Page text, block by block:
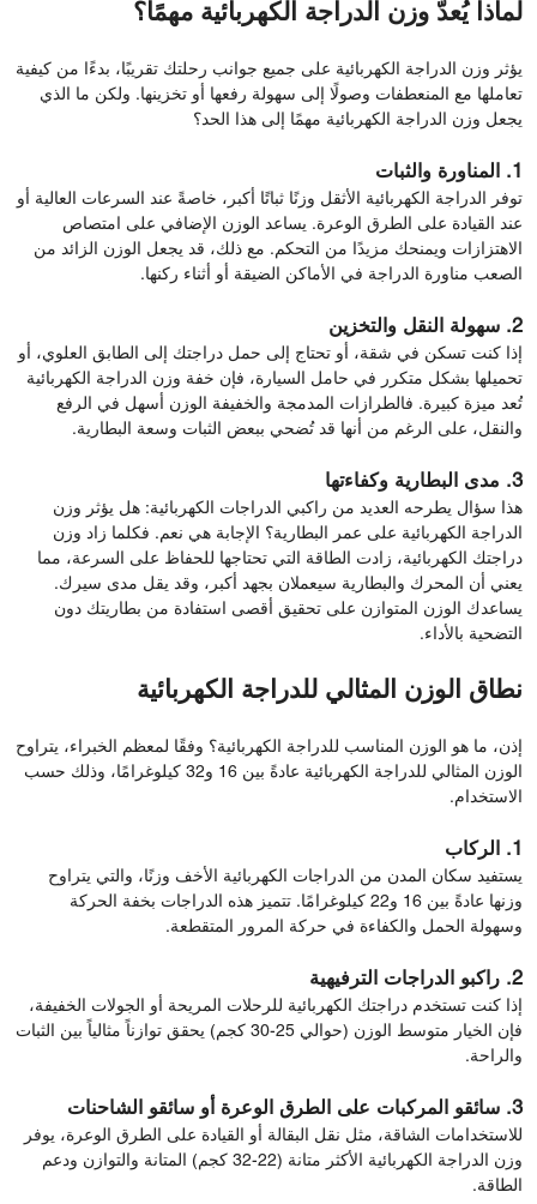
لماذا يُعدّ وزن الدراجة الكهربائية مهمًا؟
يؤثر وزن الدراجة الكهربائية على جميع جوانب رحلتك تقريبًا، بدءًا من كيفية
تعاملها مع المنعطفات وصولًا إلى سهولة رفعها أو تخزينها. ولكن ما الذي
يجعل وزن الدراجة الكهربائية مهمًا إلى هذا الحد؟
1. المناورة والثبات
توفر الدراجة الكهربائية الأثقل وزنًا ثباتًا أكبر، خاصةً عند السرعات العالية أو
عند القيادة على الطرق الوعرة. يساعد الوزن الإضافي على امتصاص
الاهتزازات ويمنحك مزيدًا من التحكم. مع ذلك، قد يجعل الوزن الزائد من
الصعب مناورة الدراجة في الأماكن الضيقة أو أثناء ركنها.
2. سهولة النقل والتخزين
إذا كنت تسكن في شقة، أو تحتاج إلى حمل دراجتك إلى الطابق العلوي، أو
تحميلها بشكل متكرر في حامل السيارة، فإن خفة وزن الدراجة الكهربائية
تُعد ميزة كبيرة. فالطرازات المدمجة والخفيفة الوزن أسهل في الرفع
والنقل، على الرغم من أنها قد تُضحي ببعض الثبات وسعة البطارية.
3. مدى البطارية وكفاءتها
هذا سؤال يطرحه العديد من راكبي الدراجات الكهربائية: هل يؤثر وزن
الدراجة الكهربائية على عمر البطارية؟ الإجابة هي نعم. فكلما زاد وزن
دراجتك الكهربائية، زادت الطاقة التي تحتاجها للحفاظ على السرعة، مما
يعني أن المحرك والبطارية سيعملان بجهد أكبر، وقد يقل مدى سيرك.
يساعدك الوزن المتوازن على تحقيق أقصى استفادة من بطاريتك دون
التضحية بالأداء.
نطاق الوزن المثالي للدراجة الكهربائية
إذن، ما هو الوزن المناسب للدراجة الكهربائية؟ وفقًا لمعظم الخبراء، يتراوح
الوزن المثالي للدراجة الكهربائية عادةً بين 16 و32 كيلوغرامًا، وذلك حسب
الاستخدام.
1. الركاب
يستفيد سكان المدن من الدراجات الكهربائية الأخف وزنًا، والتي يتراوح
وزنها عادةً بين 16 و22 كيلوغرامًا. تتميز هذه الدراجات بخفة الحركة
وسهولة الحمل والكفاءة في حركة المرور المتقطعة.
2. راكبو الدراجات الترفيهية
إذا كنت تستخدم دراجتك الكهربائية للرحلات المريحة أو الجولات الخفيفة،
فإن الخيار متوسط ​​الوزن (حوالي 25-30 كجم) يحقق توازناً مثالياً بين الثبات
والراحة.
3. سائقو المركبات على الطرق الوعرة أو سائقو الشاحنات
للاستخدامات الشاقة، مثل نقل البقالة أو القيادة على الطرق الوعرة، يوفر
وزن الدراجة الكهربائية الأكثر متانة (22-32 كجم) المتانة والتوازن ودعم
الطاقة.